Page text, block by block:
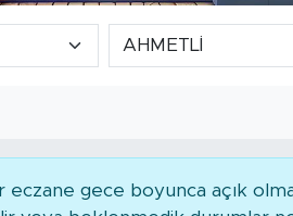
eczane gece boyunca açık